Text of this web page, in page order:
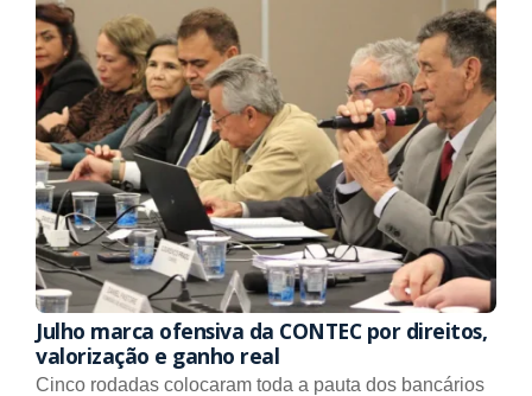
Julho marca ofensiva da CONTEC por direitos,
valorização e ganho real
Cinco rodadas colocaram toda a pauta dos bancários